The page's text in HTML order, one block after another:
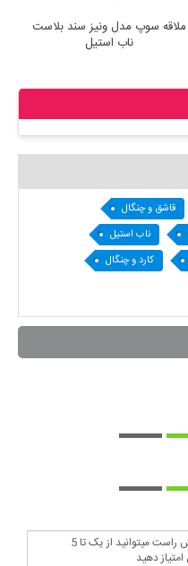
ملاقه سوپ مدل ونیز سند بلاست
ناب استیل
قاشق و چنگال
ناب استیل
کارد و چنگال